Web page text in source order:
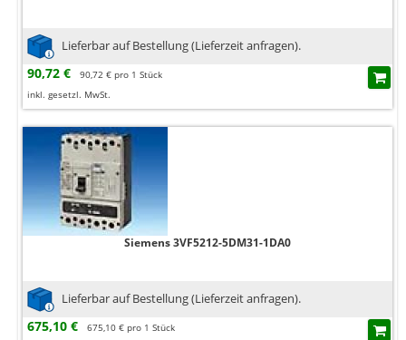
Lieferbar auf Bestellung (Lieferzeit anfragen).
90,72 €
90,72 € pro 1 Stück
inkl. gesetzl. MwSt.
Siemens 3VF5212-5DM31-1DA0
Lieferbar auf Bestellung (Lieferzeit anfragen).
675,10 €
675,10 € pro 1 Stück